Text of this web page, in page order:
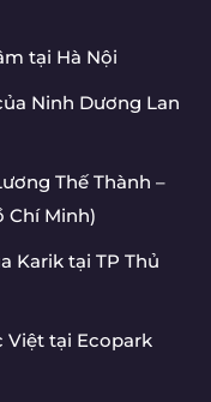
tại Hà Nội
Ninh Dương Lan
Thế Thành –
Chí Minh)
Karik tại TP Thủ
Việt tại Ecopark